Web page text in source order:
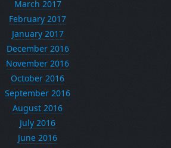
March 2017
February 2017
January 2017
December 2016
November 2016
October 2016
September 2016
August 2016
July 2016
June 2016